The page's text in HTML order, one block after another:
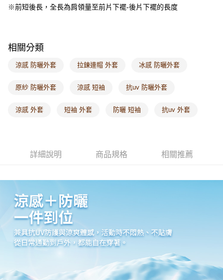
每筆NT$120，滿NT$1,000(含以上)免運費
海外配送-歐美地區
※前短後長，全長為肩領量至前片下襬-後片下襬的長度
相關分類
涼感 防曬外套 拉鍊連帽 外套 冰感 防曬外套
原紗 防曬外套 涼感 短袖 抗uv 防曬外套
涼感 外套 短袖 外套 防曬 短袖 抗uv 外套
詳細說明 商品規格 相關推薦